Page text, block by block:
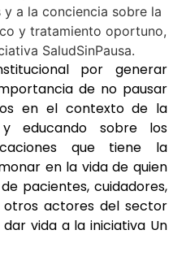
por generar
de no pausar
en el contexto de la
y educando sobre los
que tiene la
en la vida de quien
pacientes, cuidadores,
otros actores del sector
vida a la iniciativa Un